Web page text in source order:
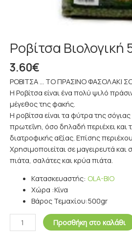
Ροβίτσα Βιολογική
3.60€
ΡΟΒΙΤΣΑ … ΤΟ ΠΡΑΣΙΝΟ ΦΑΣΟΛΑΚΙ
Η Ροβίτσα είναι ένα πολύ ψιλό
μέγεθος της φακής.
Η ροβίτσα είναι τα φύτρα της
πρωτεΐνη, όσο δηλαδή περιέχει και
διατροφικής αξίας. Επίσης
Χρησιμοποιείται σε μαγειρευτά και
πιάτα, σαλάτες και κρύα πιάτα.
Κατασκευαστής: OLA-BIΟ
Χώρα :Κίνα
Βάρος Τεμαχίου:500gr
Προσθήκη στο καλάθι